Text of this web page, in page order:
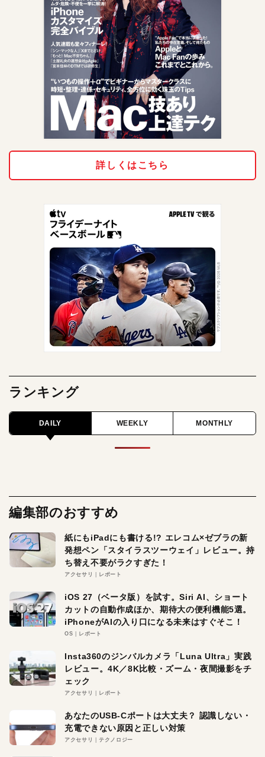
詳しくはこちら
ランキング
DAILY WEEKLY MONTHLY
編集部のおすすめ
紙にもiPadにも書ける!? エレコム×ゼブラの新
発想ペン「スタイラスツーウェイ」レビュー。持
ち替え不要がラクすぎた！
アクセサリ レポート
iOS 27（ベータ版）を試す。Siri AI、ショート
カットの自動作成ほか、期待大の便利機能5選。
iPhoneがAIの入り口になる未来はすぐそこ！
OS レポート
Insta360のジンバルカメラ「Luna Ultra」実践
レビュー。4K／8K比較・ズーム・夜間撮影をチ
ェック
アクセサリ レポート
あなたのUSB-Cポートは大丈夫？ 認識しない・
充電できない原因と正しい対策
アクセサリ テクノロジー